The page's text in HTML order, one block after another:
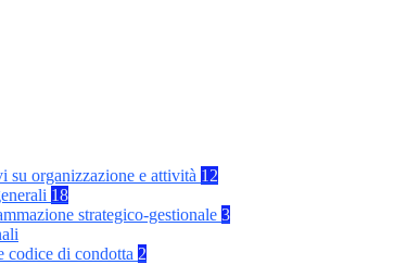
su organizzazione e attività 12
18
strategico-gestionale 3
codice di condotta 2